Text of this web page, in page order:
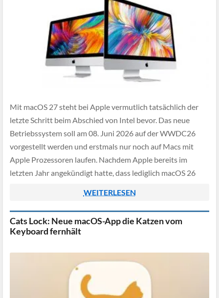
Mit macOS 27 steht bei Apple vermutlich tatsächlich der
letzte Schritt beim Abschied von Intel bevor. Das neue
Betriebssystem soll am 08. Juni 2026 auf der WWDC26
vorgestellt werden und erstmals nur noch auf Macs mit
Apple Prozessoren laufen. Nachdem Apple bereits im
letzten Jahr angekündigt hatte, dass lediglich macOS 26
WEITERLESEN
Cats Lock: Neue macOS-App die Katzen vom
Keyboard fernhält